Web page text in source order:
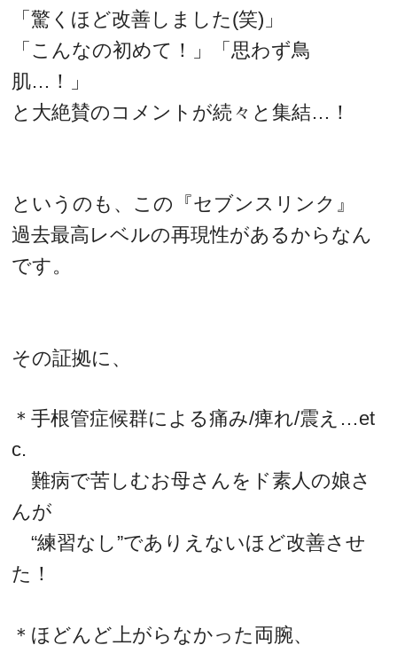
「驚くほど改善しました(笑)」
「こんなの初めて！」「思わず鳥
肌…！」
と大絶賛のコメントが続々と集結…！
というのも、この『セブンスリンク』
過去最高レベルの再現性があるからなん
です。
その証拠に、
＊手根管症候群による痛み/痺れ/震え…et
c.
難病で苦しむお母さんをド素人の娘さ
んが
“練習なし”でありえないほど改善させ
た！
＊ほどんど上がらなかった両腕、